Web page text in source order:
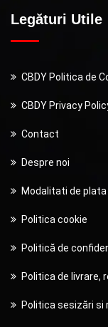
Legături Utile
CBDY Politica de
CBDY Privacy
Contact
Despre noi
Modalitati de plata
Politica cookie
Politică de
Politica de livrare,
Politica sesizări si